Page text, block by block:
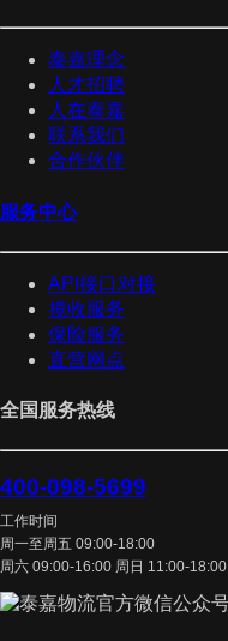
泰嘉理念
人才招聘
人在泰嘉
联系我们
合作伙伴
服务中心
API接口对接
揽收服务
保险服务
直营网点
全国服务热线
400-098-5699
工作时间
周一至周五 09:00-18:00
周六 09:00-16:00 周日 11:00-18:00